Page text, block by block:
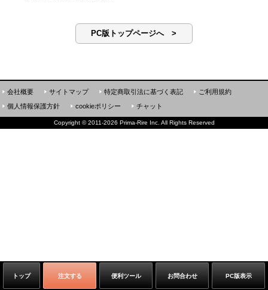
PC版トップページへ >
トップ 注文する 便利ツール お問合わせ PC版表示
会社概要 サイトマップ 特定商取引法に基づく表記
ご利用規約
個人情報保護方針
cookieポリシー チャット
Copyright ©2011-2026 Prima-Rire Inc. All Rights Reserved